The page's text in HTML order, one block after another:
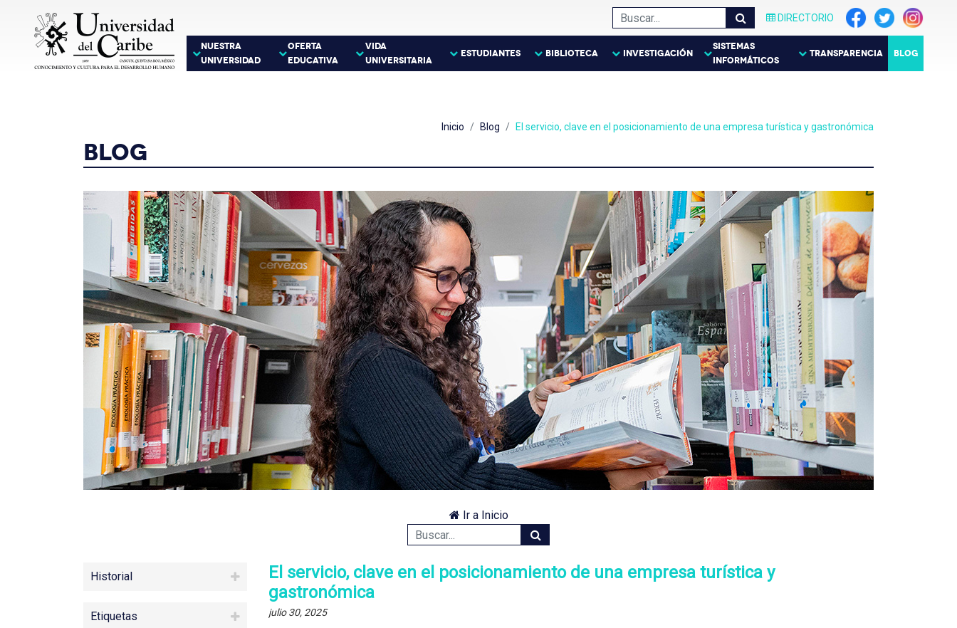
DIRECTORIO
NUESTRA
UNIVERSIDAD
OFERTA
EDUCATIVA
VIDA
UNIVERSITARIA
ESTUDIANTES BIBLIOTECA INVESTIGACIÓN
SISTEMAS
INFORMÁTICOS
TRANSPARENCIA BLOG
Inicio Blog El servicio, clave en el posicionamiento de una empresa turística y gastronómica
BLOG
Ir a Inicio
Historial
Etiquetas
El servicio, clave en el posicionamiento de una empresa turística y
gastronómica
julio 30, 2025